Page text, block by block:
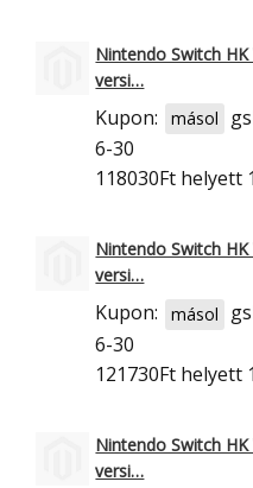
Nintendo Switch
versi…
Kupon: másol
6-30
118030Ft helyett
Nintendo Switch
versi…
Kupon: másol
6-30
121730Ft helyett
Nintendo Switch
versi…